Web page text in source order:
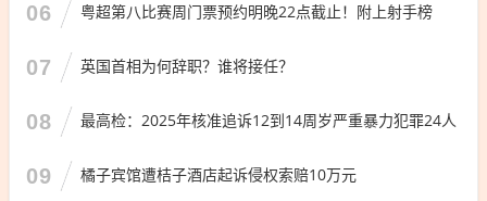
06 粤超第八比赛周门票预约明晚22点截止！附上射手榜
07 英国首相为何辞职？谁将接任？
08 最高检：2025年核准追诉12到14周岁严重暴力犯罪24人
09 橘子宾馆遭桔子酒店起诉侵权索赔10万元